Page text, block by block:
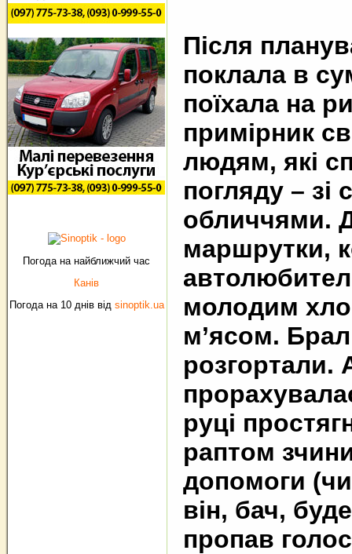
Погода на найближчий час
Канів
Погода на 10 днів від sinoptik.ua
Після
поклала в
поїхала на
примірник
людям, які
погляду –
обличчями.
маршрутки,
молодим
м’ясом.
розгортали.
руці
раптом
допомоги
він, бач,
пропав